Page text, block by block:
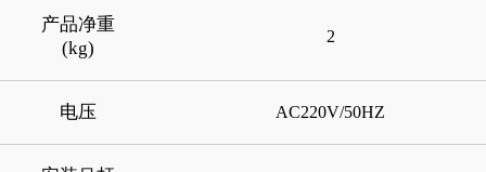
产品净重
(kg)
2
电压 AC220V/50HZ